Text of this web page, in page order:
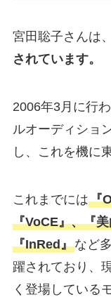
宮田聡子さんは、
されています。
2006年3月に行
ルオーディショ
し、これを機に
これまでには『
『VoCE』、『
『InRed』など
躍されており、
く登場している